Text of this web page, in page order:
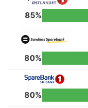
85%
80%
80%